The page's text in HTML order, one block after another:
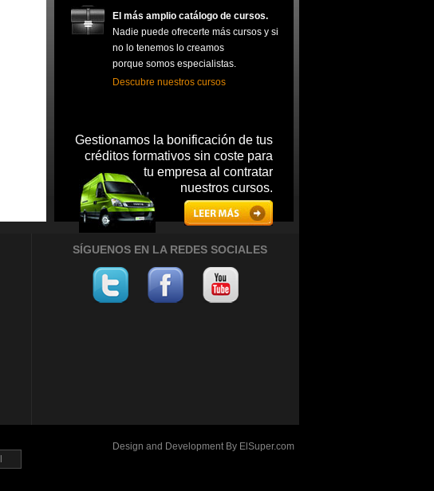
El más amplio catálogo de cursos.
Nadie puede ofrecerte más cursos y si
no lo tenemos lo creamos
porque somos especialistas.
Descubre nuestros cursos
Gestionamos la bonificación de tus
créditos formativos sin coste para
tu empresa al contratar
nuestros cursos.
SÍGUENOS EN LA REDES SOCIALES
Design and Development By ElSuper.com